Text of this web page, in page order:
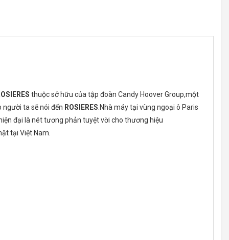
thuộc sở hữu của tập đoàn Candy Hoover Group,một
ta sẽ nói đến ROSIERES.Nhà máy tại vùng ngoại ô Paris
đại là nét tương phản tuyệt vời cho thương hiệu
tại Việt Nam.